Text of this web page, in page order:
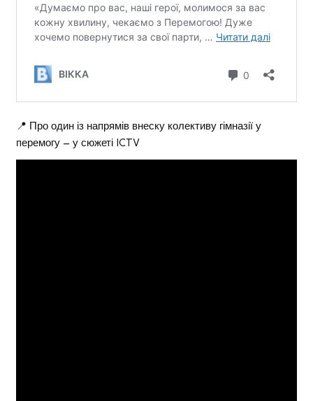
📍 Про один із напрямів внеску колективу гімназії у
перемогу – у сюжеті ICTV